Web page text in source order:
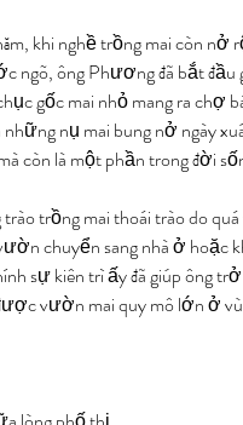
khi nghề trồng mai còn nở
ngõ, ông Phương đã bắt đầu
gốc mai nhỏ mang ra chợ
nụ mai bung nở ngày
còn là một phần trong đời
trồng mai thoái trào do
chuyển sang nhà ở hoặc
sự kiên trì ấy đã giúp ông
vườn mai quy mô lớn ở